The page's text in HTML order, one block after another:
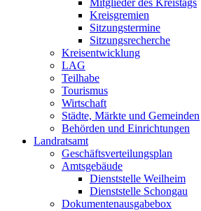
Mitglieder des Kreistags
Kreisgremien
Sitzungstermine
Sitzungsrecherche
Kreisentwicklung
LAG
Teilhabe
Tourismus
Wirtschaft
Städte, Märkte und Gemeinden
Behörden und Einrichtungen
Landratsamt
Geschäftsverteilungsplan
Amtsgebäude
Dienststelle Weilheim
Dienststelle Schongau
Dokumentenausgabebox